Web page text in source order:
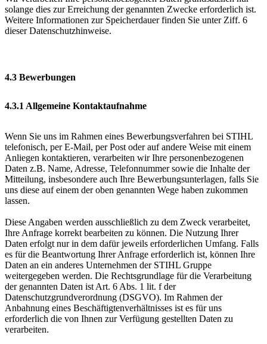
solange dies zur Erreichung der genannten Zwecke erforderlich ist.
Weitere Informationen zur Speicherdauer finden Sie unter Ziff. 6
dieser Datenschutzhinweise.
4.3 Bewerbungen
4.3.1 Allgemeine Kontaktaufnahme
Wenn Sie uns im Rahmen eines Bewerbungsverfahren bei STIHL
telefonisch, per E-Mail, per Post oder auf andere Weise mit einem
Anliegen kontaktieren, verarbeiten wir Ihre personenbezogenen
Daten z.B. Name, Adresse, Telefonnummer sowie die Inhalte der
Mitteilung, insbesondere auch Ihre Bewerbungsunterlagen, falls Sie
uns diese auf einem der oben genannten Wege haben zukommen
lassen.
Diese Angaben werden ausschließlich zu dem Zweck verarbeitet,
Ihre Anfrage korrekt bearbeiten zu können. Die Nutzung Ihrer
Daten erfolgt nur in dem dafür jeweils erforderlichen Umfang. Falls
es für die Beantwortung Ihrer Anfrage erforderlich ist, können Ihre
Daten an ein anderes Unternehmen der STIHL Gruppe
weitergegeben werden. Die Rechtsgrundlage für die Verarbeitung
der genannten Daten ist Art. 6 Abs. 1 lit. f der
Datenschutzgrundverordnung (DSGVO). Im Rahmen der
Anbahnung eines Beschäftigtenverhältnisses ist es für uns
erforderlich die von Ihnen zur Verfügung gestellten Daten zu
verarbeiten.